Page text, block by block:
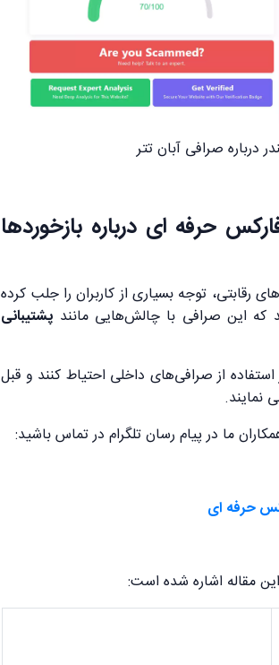
درباره صرافی آبان تتر
حرفه ای درباره بازخوردها
رقابتی، توجه بسیاری از کاربران را جلب کرده
که این صرافی با چالش‌هایی مانند پشتیبانی
از صرافی‌های داخلی احتیاط کنند و قبل
نمایند.
ما در پیام رسان تلگرام در تماس باشید:
حرفه ای
مقاله اشاره شده است: